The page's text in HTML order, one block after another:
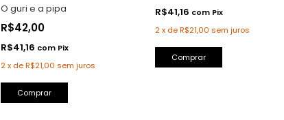
O guri e a pipa
R$42,00
R$41,16 com Pix
2x deR$21,00 sem juros
R$41,16 com Pix
2x deR$21,00 sem juros